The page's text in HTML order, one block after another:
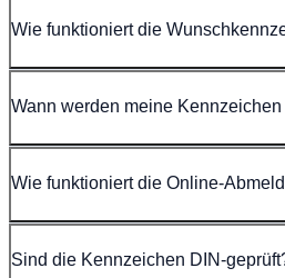
Wie funktioniert die
Wann werden meine
Wie funktioniert die Online-
Sind die Kennzeichen DIN-